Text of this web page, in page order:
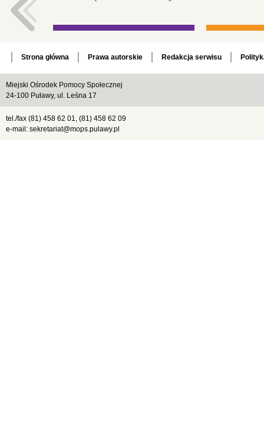
Strona główna Prawa autorskie Redakcja serwisu
Miejski Ośrodek Pomocy Społecznej
24-100 Puławy, ul. Leśna 17
tel./fax (81) 458 62 01, (81) 458 62 09
e-mail: sekretariat@mops.pulawy.pl